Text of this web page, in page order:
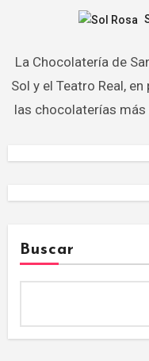
La Chocolatería de
Sol y el Teatro Real,
las chocolaterías
Buscar